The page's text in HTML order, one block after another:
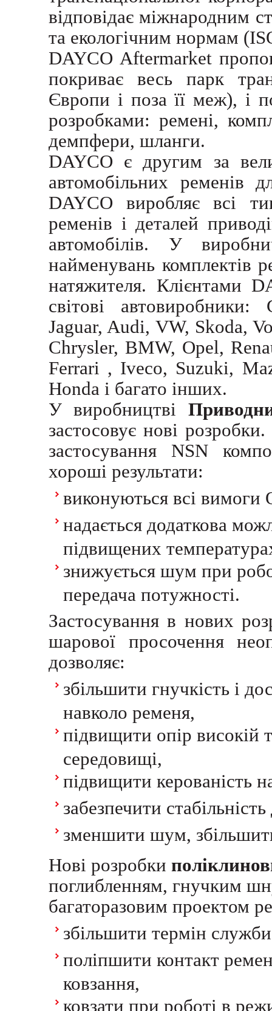
відповідає міжнародним
та екологічним нормам
DAYCO Aftermarket
покриває весь парк
Європи і поза її меж), і
розробками: ремені,
демпфери, шланги.
DAYCO є другим за
автомобільних ременів
DAYCO виробляє всі
ременів і деталей
автомобілів. У
найменувань комплектів
натяжителя. Клієнтами
світові
Jaguar, Audi, VW, Skoda,
Chrysler, BMW, Opel,
Ferrari , Iveco, Suzuki,
Honda і багато інших.
У виробництві
застосовує нові
застосування NSN
хороші результати:
виконуються всі
надається додаткова
підвищених
знижується шум при
передача потужності.
Застосування в нових
шарової просочення
дозволяє:
збільшити гнучкість і
навколо ременя,
підвищити опір високій
середовищі,
підвищити керованість
забезпечити
зменшити шум,
Нові розробки
поглибленням, гнучким
багаторазовим проектом
збільшити термін
поліпшити контакт
ковзання,
ковзати при роботі в